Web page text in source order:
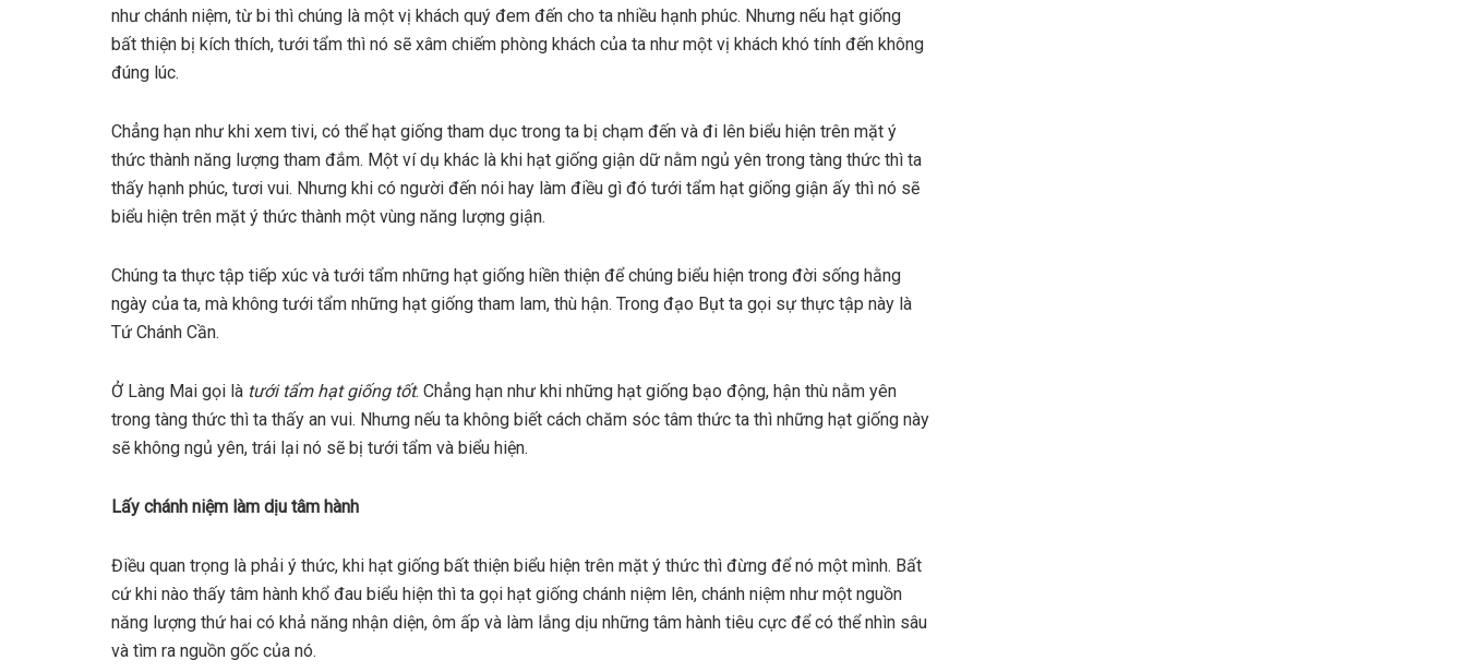
như chánh niệm, từ bi thì chúng là một vị khách quý đem đến cho ta nhiều hạnh phúc. Nhưng nếu hạt giống
bất thiện bị kích thích, tưới tẩm thì nó sẽ xâm chiếm phòng khách của ta như một vị khách khó tính đến không
đúng lúc.
Chẳng hạn như khi xem tivi, có thể hạt giống tham dục trong ta bị chạm đến và đi lên biểu hiện trên mặt ý
thức thành năng lượng tham đắm. Một ví dụ khác là khi hạt giống giận dữ nằm ngủ yên trong tàng thức thì ta
thấy hạnh phúc, tươi vui. Nhưng khi có người đến nói hay làm điều gì đó tưới tẩm hạt giống giận ấy thì nó sẽ
biểu hiện trên mặt ý thức thành một vùng năng lượng giận.
Chúng ta thực tập tiếp xúc và tưới tẩm những hạt giống hiền thiện để chúng biểu hiện trong đời sống hằng
ngày của ta, mà không tưới tẩm những hạt giống tham lam, thù hận. Trong đạo Bụt ta gọi sự thực tập này là
Tứ Chánh Cần.
Ở Làng Mai gọi là tưới tẩm hạt giống tốt. Chẳng hạn như khi những hạt giống bạo động, hận thù nằm yên
trong tàng thức thì ta thấy an vui. Nhưng nếu ta không biết cách chăm sóc tâm thức ta thì những hạt giống này
sẽ không ngủ yên, trái lại nó sẽ bị tưới tẩm và biểu hiện.
Lấy chánh niệm làm dịu tâm hành
Điều quan trọng là phải ý thức, khi hạt giống bất thiện biểu hiện trên mặt ý thức thì đừng để nó một mình. Bất
cứ khi nào thấy tâm hành khổ đau biểu hiện thì ta gọi hạt giống chánh niệm lên, chánh niệm như một nguồn
năng lượng thứ hai có khả năng nhận diện, ôm ấp và làm lắng dịu những tâm hành tiêu cực để có thể nhìn sâu
và tìm ra nguồn gốc của nó.